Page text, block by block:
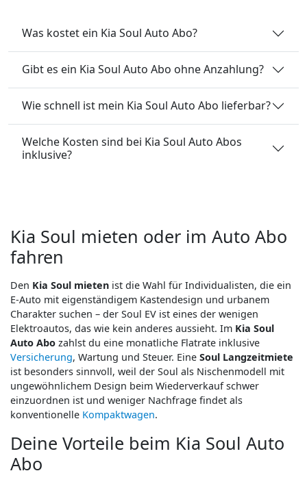
Was kostet ein Kia Soul Auto Abo?
Gibt es ein Kia Soul Auto Abo ohne Anzahlung?
Wie schnell ist mein Kia Soul Auto Abo lieferbar?
Welche Kosten sind bei Kia Soul Auto Abos
inklusive?
Kia Soul mieten oder im Auto Abo
fahren
Den Kia Soul mieten ist die Wahl für Individualisten, die ein
E-Auto mit eigenständigem Kastendesign und urbanem
Charakter suchen – der Soul EV ist eines der wenigen
Elektroautos, das wie kein anderes aussieht. Im Kia Soul
Auto Abo zahlst du eine monatliche Flatrate inklusive
Versicherung, Wartung und Steuer. Eine Soul Langzeitmiete
ist besonders sinnvoll, weil der Soul als Nischenmodell mit
ungewöhnlichem Design beim Wiederverkauf schwer
einzuordnen ist und weniger Nachfrage findet als
konventionelle Kompaktwagen.
Deine Vorteile beim Kia Soul Auto
Abo